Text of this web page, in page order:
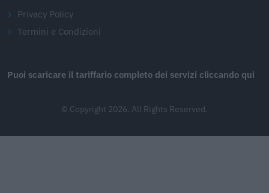
Privacy Policy
Termini e Condizioni
Puoi scaricare il tariffario completo dei servizi cliccando qui
© Copyright 2026. All Rights Reserved.